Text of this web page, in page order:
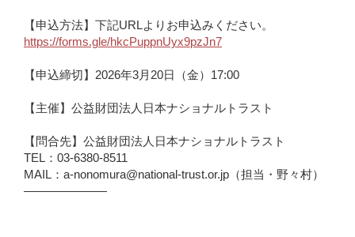
【申込方法】下記URLよりお申込みください。
https://forms.gle/hkcPuppnUyx9pzJn7
【申込締切】2026年3月20日（金）17:00
【主催】公益財団法人日本ナショナルトラスト
【問合先】公益財団法人日本ナショナルトラスト
TEL：03-6380-8511
MAIL：a-nonomura@national-trust.or.jp（担当・野々村）
―――――――